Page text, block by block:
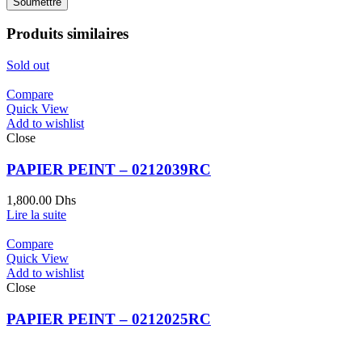
Produits similaires
Sold out
Compare
Quick View
Add to wishlist
Close
PAPIER PEINT – 0212039RC
1,800.00 Dhs
Lire la suite
Compare
Quick View
Add to wishlist
Close
PAPIER PEINT – 0212025RC